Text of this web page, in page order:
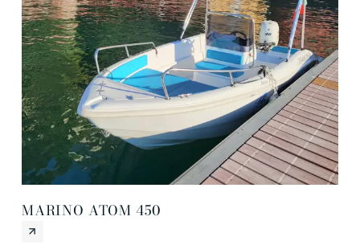
MARINO ATOM 450